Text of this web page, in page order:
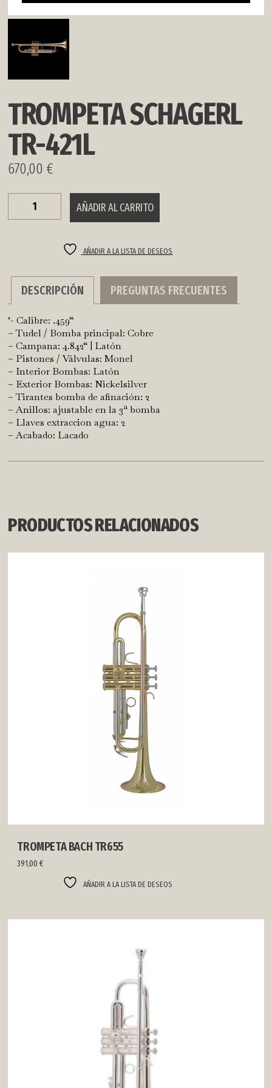
TROMPETA SCHAGERL
TR-421L
670,00 €
TROMPETA
SCHAGERL
AÑADIR AL CARRITO
AÑADIR A LA LISTA DE DESEOS
DESCRIPCIÓN PREGUNTAS FRECUENTES
‘- Calibre: .459“
– Tudel / Bomba principal: Cobre
– Campana: 4.842“ | Latón
– Pistones / Válvulas: Monel
– Interior Bombas: Latón
– Exterior Bombas: Nickelsilver
– Tirantes bomba de afinación: 2
– Anillos: ajustable en la 3ª bomba
– Llaves extraccion agua: 2
– Acabado: Lacado
PRODUCTOS RELACIONADOS
TROMPETA BACH TR655
391,00 €
AÑADIR A LA LISTA DE DESEOS